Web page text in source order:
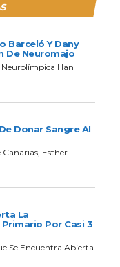
Barceló Y Dany
De Neuromajo
Neurolímpica Han
Donar Sangre Al
Canarias, Esther
La
Por Casi 3
Se Encuentra Abierta